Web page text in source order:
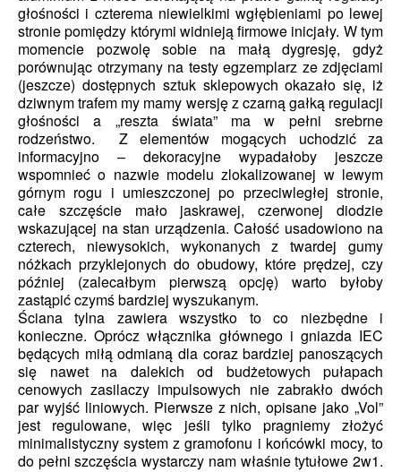
głośności i czterema niewielkimi wgłębieniami po lewej
stronie pomiędzy którymi widnieją firmowe inicjały. W tym
momencie pozwolę sobie na małą dygresję, gdyż
porównując otrzymany na testy egzemplarz ze zdjęciami
(jeszcze) dostępnych sztuk sklepowych okazało się, iż
dziwnym trafem my mamy wersję z czarną gałką regulacji
głośności a „reszta świata” ma w pełni srebrne
rodzeństwo. Z elementów mogących uchodzić za
informacyjno – dekoracyjne wypadałoby jeszcze
wspomnieć o nazwie modelu zlokalizowanej w lewym
górnym rogu i umieszczonej po przeciwległej stronie,
całe szczęście mało jaskrawej, czerwonej diodzie
wskazującej na stan urządzenia. Całość usadowiono na
czterech, niewysokich, wykonanych z twardej gumy
nóżkach przyklejonych do obudowy, które prędzej, czy
później (zalecałbym pierwszą opcję) warto byłoby
zastąpić czymś bardziej wyszukanym.
Ściana tylna zawiera wszystko to co niezbędne i
konieczne. Oprócz włącznika głównego i gniazda IEC
będących miłą odmianą dla coraz bardziej panoszących
się nawet na dalekich od budżetowych pułapach
cenowych zasilaczy impulsowych nie zabrakło dwóch
par wyjść liniowych. Pierwsze z nich, opisane jako „Vol”
jest regulowane, więc jeśli tylko pragniemy złożyć
minimalistyczny system z gramofonu i końcówki mocy, to
do pełni szczęścia wystarczy nam właśnie tytułowe 2w1.